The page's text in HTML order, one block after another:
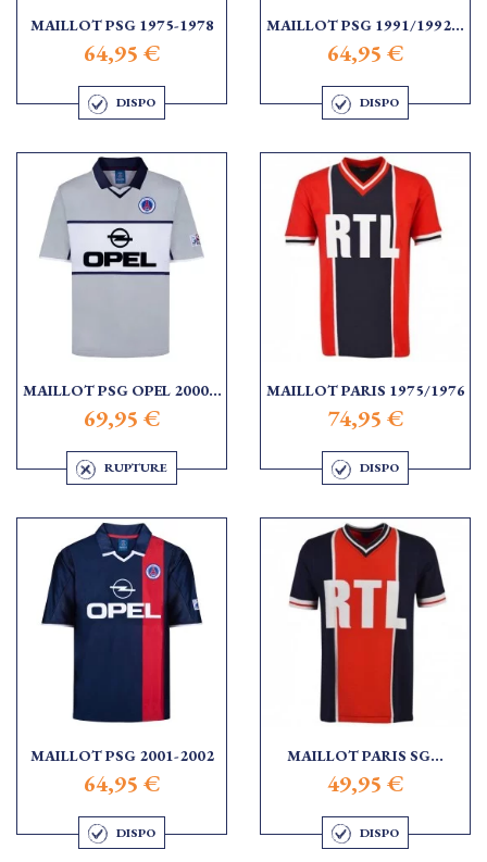
MAILLOT PSG 1975-1978
64,95 €
DISPO
MAILLOT PSG 1991/1992...
64,95 €
DISPO
MAILLOT PSG OPEL 2000...
69,95 €
RUPTURE
MAILLOT PARIS 1975/1976
74,95 €
DISPO
MAILLOT PSG 2001-2002
64,95 €
DISPO
MAILLOT PARIS SG...
49,95 €
DISPO